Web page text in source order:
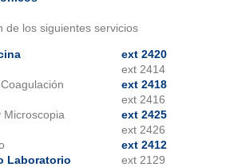
de los siguientes servicios
Microscopia
Laboratorio
ext 2420
ext 2414
ext 2418
ext 2416
ext 2425
ext 2426
ext 2412
ext 2129